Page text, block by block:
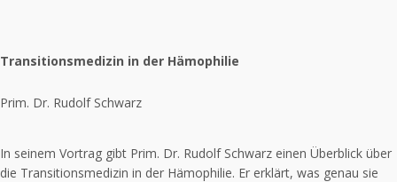
Transitionsmedizin in der Hämophilie
Prim. Dr. Rudolf Schwarz
In seinem Vortrag gibt Prim. Dr. Rudolf Schwarz einen Überblick über
die Transitionsmedizin in der Hämophilie. Er erklärt, was genau sie